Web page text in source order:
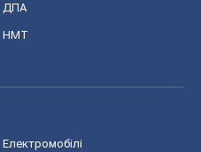
ДПА
НМТ
Електромобілі